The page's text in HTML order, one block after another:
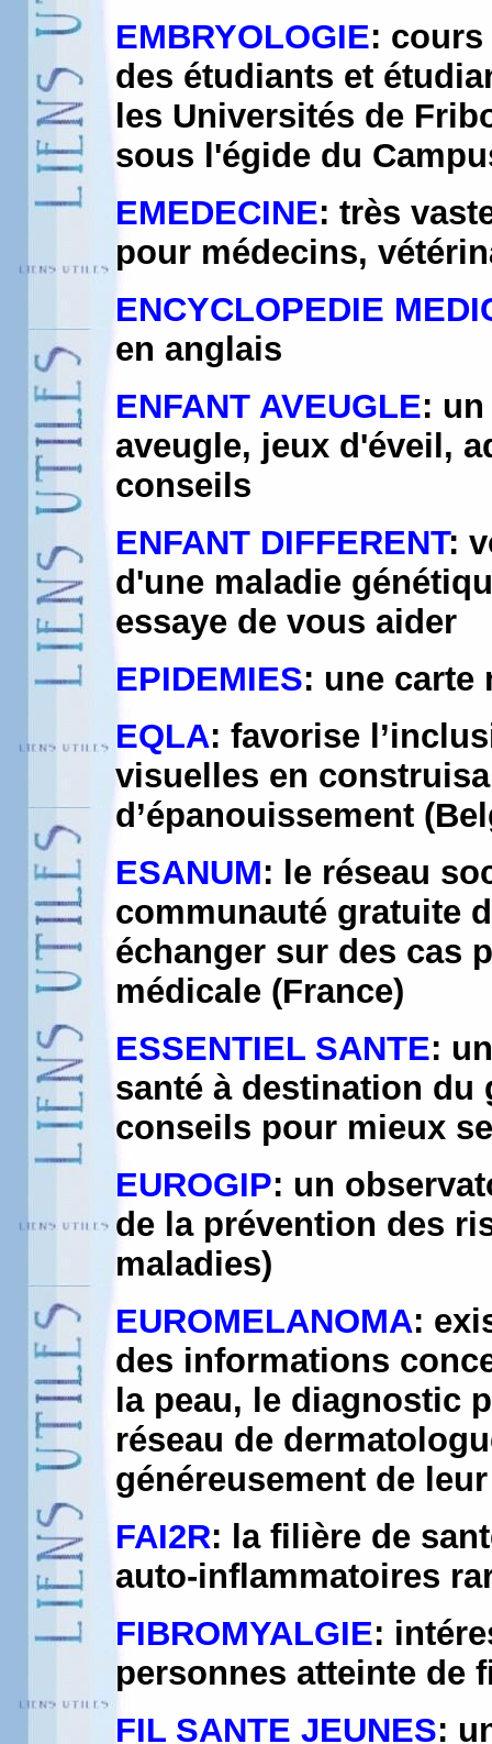
EMBRYOLOGIE:
des étudiants et
les Universités de
sous l'égide du
EMEDECINE: très
pour médecins,
ENCYCLOPEDIE
en anglais
ENFANT AVEUGLE:
aveugle, jeux d'éveil,
conseils
ENFANT DIFFERENT:
d'une maladie
essaye de vous aider
EPIDEMIES: une carte
EQLA: favorise
visuelles en
d’épanouissement
ESANUM: le réseau
communauté gratuite
échanger sur des cas
médicale (France)
ESSENTIEL SANTE:
santé à destination
conseils pour mieux
EUROGIP: un
de la prévention des
maladies)
EUROMELANOMA:
des informations
la peau, le diagnostic
réseau de
généreusement de
FAI2R: la filière de
auto-inflammatoires
FIBROMYALGIE:
personnes atteinte de
FIL SANTE JEUNES: